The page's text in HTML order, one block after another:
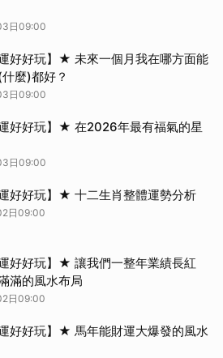
日09:00
運好好玩】★ 未來一個月我在哪方面能
麼)都好？
日09:00
運好好玩】★ 在2026年最有福氣的星
日09:00
運好好玩】★ 十二生肖整體運勢分析
日09:00
運好好玩】★ 讓我們一整年業績長紅
滿的風水布局
日09:00
運好好玩】★ 馬年能財運大爆發的風水